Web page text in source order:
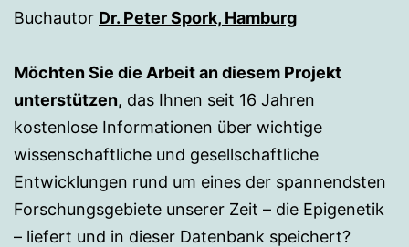
Buchautor Dr. Peter Spork, Hamburg
Möchten Sie die Arbeit an diesem Projekt
unterstützen, das Ihnen seit 16 Jahren
kostenlose Informationen über wichtige
wissenschaftliche und gesellschaftliche
Entwicklungen rund um eines der spannendsten
Forschungsgebiete unserer Zeit – die Epigenetik
– liefert und in dieser Datenbank speichert?